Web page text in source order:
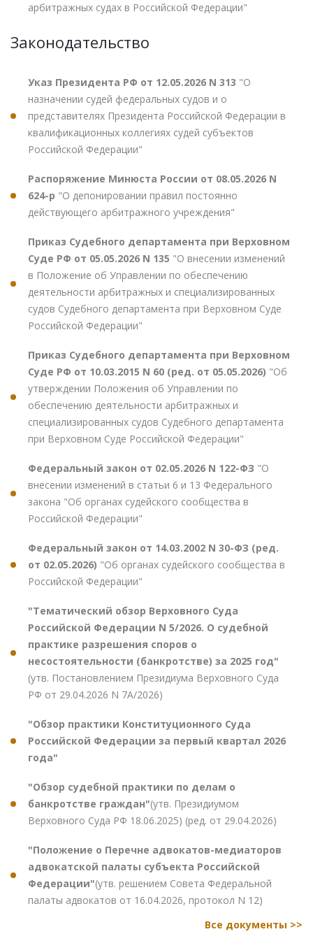
арбитражных судах в Российской Федерации"
Законодательство
Указ Президента РФ от 12.05.2026 N 313 "О
назначении судей федеральных судов и о
представителях Президента Российской Федерации в
квалификационных коллегиях судей субъектов
Российской Федерации"
Распоряжение Минюста России от 08.05.2026 N
624-р "О депонировании правил постоянно
действующего арбитражного учреждения"
Приказ Судебного департамента при Верховном
Суде РФ от 05.05.2026 N 135 "О внесении изменений
в Положение об Управлении по обеспечению
деятельности арбитражных и специализированных
судов Судебного департамента при Верховном Суде
Российской Федерации"
Приказ Судебного департамента при Верховном
Суде РФ от 10.03.2015 N 60 (ред. от 05.05.2026) "Об
утверждении Положения об Управлении по
обеспечению деятельности арбитражных и
специализированных судов Судебного департамента
при Верховном Суде Российской Федерации"
Федеральный закон от 02.05.2026 N 122-ФЗ "О
внесении изменений в статьи 6 и 13 Федерального
закона "Об органах судейского сообщества в
Российской Федерации"
Федеральный закон от 14.03.2002 N 30-ФЗ (ред.
от 02.05.2026) "Об органах судейского сообщества в
Российской Федерации"
"Тематический обзор Верховного Суда
Российской Федерации N 5/2026. О судебной
практике разрешения споров о
несостоятельности (банкротстве) за 2025 год"
(утв. Постановлением Президиума Верховного Суда
РФ от 29.04.2026 N 7А/2026)
"Обзор практики Конституционного Суда
Российской Федерации за первый квартал 2026
года"
"Обзор судебной практики по делам о
банкротстве граждан"(утв. Президиумом
Верховного Суда РФ 18.06.2025) (ред. от 29.04.2026)
"Положение о Перечне адвокатов-медиаторов
адвокатской палаты субъекта Российской
Федерации"(утв. решением Совета Федеральной
палаты адвокатов от 16.04.2026, протокол N 12)
Все документы >>